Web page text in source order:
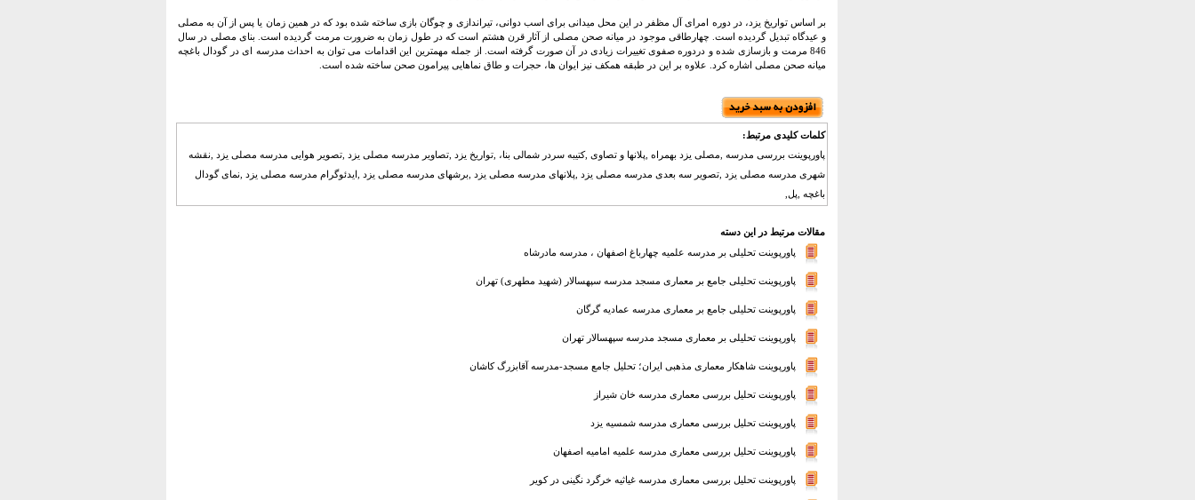
بر اساس تواریخ یزد، در دوره امرای آل مظفر در این محل میدانی برای اسب دوانی، تیراندازی و چوگان بازی ساخته شده بود که در همین زمان یا پس از آن به مصلی
و عیدگاه تبدیل گردیده است. چهارطاقی موجود در میانه صحن مصلی از آثار قرن هشتم است که در طول زمان به ضرورت مرمت گردیده است. بنای مصلی در سال
846 مرمت و بازسازی شده و دردوره صفوی تغییرات زیادی در آن صورت گرفته است. از جمله مهمترین این اقدامات می توان به احداث مدرسه ای در گودال باغچه
میانه صحن مصلی اشاره کرد. علاوه بر این در طبقه همکف نیز ایوان ها، حجرات و طاق نماهایی پیرامون صحن ساخته شده است.
کلمات کلیدی مرتبط:
پاورپوینت بررسی مدرسه ,مصلی یزد بهمراه ,پلانها و تصاوی ,کتیبه سردر شمالی بنا، ,تواریخ یزد ,تصاویر مدرسه مصلی یزد ,تصویر هوایی مدرسه مصلی یزد ,نقشه
شهری مدرسه مصلی یزد ,تصویر سه بعدی مدرسه مصلی یزد ,پلانهای مدرسه مصلی یزد ,برشهای مدرسه مصلی یزد ,ایدئوگرام مدرسه مصلی یزد ,نمای گودال
باغچه ,پل,
مقالات مرتبط در این دسته
پاورپوینت تحلیلی بر مدرسه علمیه چهارباغ اصفهان ، مدرسه مادرشاه
پاورپوینت تحلیلی جامع بر معماری مسجد مدرسه سپهسالار (شهید مطهری) تهران
پاورپوینت تحلیلی جامع بر معماری مدرسه عمادیه گرگان
پاورپوینت تحلیلی بر معماری مسجد مدرسه سپهسالار تهران
پاورپوینت شاهکار معماری مذهبی ایران؛ تحلیل جامع مسجد-مدرسه آقابزرگ کاشان
پاورپوینت تحلیل بررسی معماری مدرسه خان شیراز
پاورپوینت تحلیل بررسی معماری مدرسه شمسیه یزد
پاورپوینت تحلیل بررسی معماری مدرسه علميه اماميه اصفهان
پاورپوینت تحلیل بررسی معماری مدرسه غیاثیه خرگرد نگینی در کویر